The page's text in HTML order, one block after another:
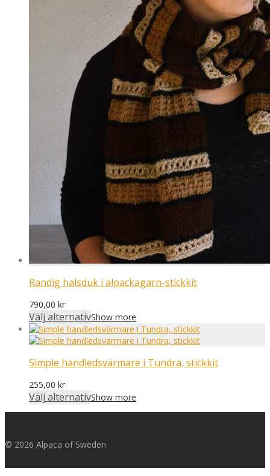
Randig halsduk i alpackagarn-stickkit
790,00 kr
Välj alternativShow more
Simple handledsvärmare i Tundra, stickkit
255,00 kr
Välj alternativShow more
© 2026 Alpaca of Sweden